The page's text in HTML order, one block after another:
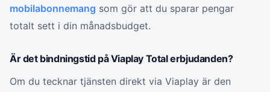
mobilabonnemang som gör att du sparar pengar
totalt sett i din månadsbudget.
Är det bindningstid på Viaplay Total erbjudanden?
Om du tecknar tjänsten direkt via Viaplay är den